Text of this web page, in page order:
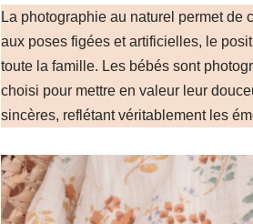
La photographie au naturel permet de
aux poses figées et artificielles, le
toute la famille. Les bébés sont
choisi pour mettre en valeur leur
sincères, reflétant véritablement les